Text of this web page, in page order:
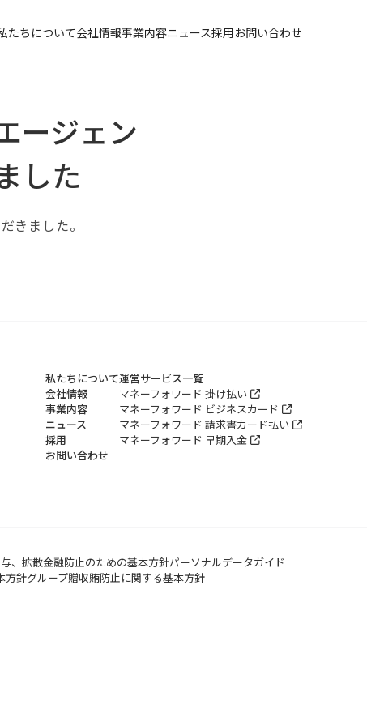
たちについて会社情報事業内容ニュース採用お問い合わせ
ージェン
した
きました。
私たちについて
会社情報
事業内容
ニュース
採用
お問い合わせ
運営サービス一覧
マネーフォワード 掛け払い
マネーフォワード ビジネスカード
マネーフォワード 請求書カード払い
マネーフォワード 早期入金
、拡散金融防止のための基本方針パーソナルデータガイド
方針グループ贈収賄防止に関する基本方針